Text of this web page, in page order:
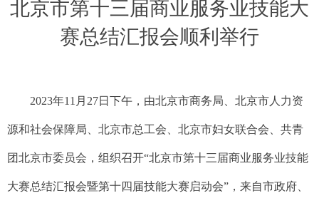
北京市第十三届商业服务业技能大
赛总结汇报会顺利举行
2023年11月27日下午，由北京市商务局、北京市人力资
源和社会保障局、北京市总工会、北京市妇女联合会、共青
团北京市委员会，组织召开“北京市第十三届商业服务业技能
大赛总结汇报会暨第十四届技能大赛启动会”，来自市政府、